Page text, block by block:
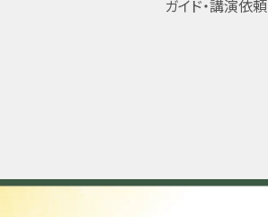
ガイド・講演依頼